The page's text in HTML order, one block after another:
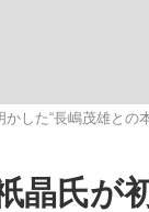
「クマが悪者扱い
した“長嶋茂雄との
晶氏が